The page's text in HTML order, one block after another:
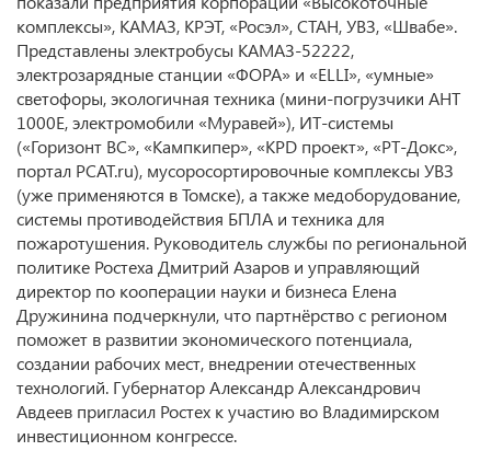
комплексы», КАМАЗ, КРЭТ, «Росэл», СТАН, УВЗ, «Швабе».
Представлены электробусы КАМАЗ‑52222,
электрозарядные станции «ФОРА» и «ELLI», «умные»
светофоры, экологичная техника (мини‑погрузчики АНТ
1000Е, электромобили «Муравей»), ИТ‑системы
(«Горизонт ВС», «Кампкипер», «KPD проект», «РТ‑Докс»,
портал PCAT.ru), мусоросортировочные комплексы УВЗ
(уже применяются в Томске), а также медоборудование,
системы противодействия БПЛА и техника для
пожаротушения. Руководитель службы по региональной
политике Ростеха Дмитрий Азаров и управляющий
директор по кооперации науки и бизнеса Елена
Дружинина подчеркнули, что партнёрство с регионом
поможет в развитии экономического потенциала,
создании рабочих мест, внедрении отечественных
технологий. Губернатор Александр Александрович
Авдеев пригласил Ростех к участию во Владимирском
инвестиционном конгрессе.